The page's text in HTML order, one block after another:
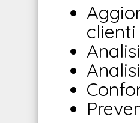
clienti